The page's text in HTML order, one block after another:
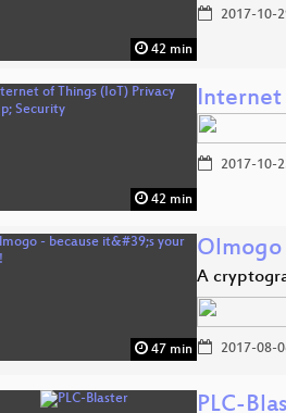
42 min
2017-10-
42 min
Internet
2017-10-
47 min
Olmogo
A
2017-08-
PLC-